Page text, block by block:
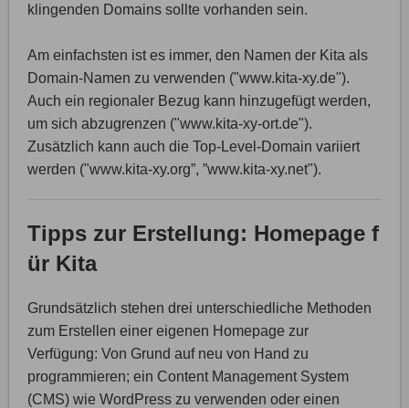
klingenden Domains sollte vorhanden sein.
Am einfachsten ist es immer, den Namen der Kita als
Domain-Namen zu verwenden ("www.kita-xy.de").
Auch ein regionaler Bezug kann hinzugefügt werden,
um sich abzugrenzen ("www.kita-xy-ort.de").
Zusätzlich kann auch die Top-Level-Domain variiert
werden ("www.kita-xy.org”, ”www.kita-xy.net").
Tipps zur Erstellung: Homepage f
ür Kita
Grundsätzlich stehen drei unterschiedliche Methoden
zum Erstellen einer eigenen Homepage zur
Verfügung: Von Grund auf neu von Hand zu
programmieren; ein Content Management System
(CMS) wie WordPress zu verwenden oder einen